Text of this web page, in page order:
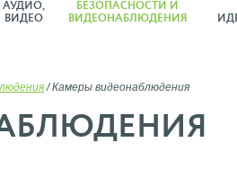
АУДИО,
ВИДЕО
БЕЗОПАСНОСТИ И
ВИДЕОНАБЛЮДЕНИЯ
/Камеры видеонаблюдения